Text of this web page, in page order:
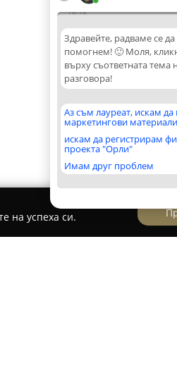
18:18
Здравейте, радваме се да
помогнем! 🙂 Моля,
върху съответната тема
разговора!
Аз съм лауреат, искам да
маркетингови материали
искам да регистрирам
проекта "Орли"
Имам друг проблем
на успеха си.